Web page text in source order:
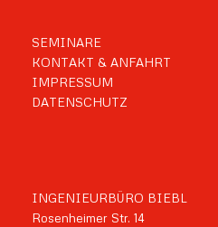
SEMINARE
KONTAKT & ANFAHRT
IMPRESSUM
DATENSCHUTZ
INGENIEURBÜRO BIEBL
Rosenheimer Str. 14